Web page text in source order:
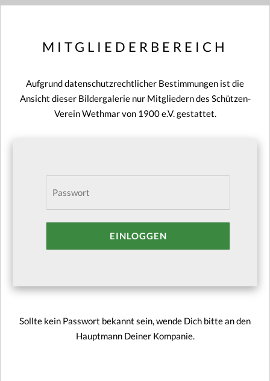
MITGLIEDERBEREICH
Aufgrund datenschutzrechtlicher Bestimmungen ist die
Ansicht dieser Bildergalerie nur Mitgliedern des Schützen-
Verein Wethmar von 1900 e.V. gestattet.
Sollte kein Passwort bekannt sein, wende Dich bitte an den
Hauptmann Deiner Kompanie.